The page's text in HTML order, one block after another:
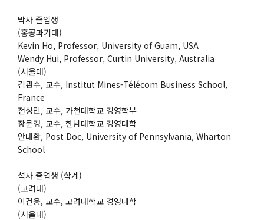
박사 졸업생
(홍콩과기대)
Kevin Ho, Professor, University of Guam, USA
Wendy Hui, Professor, Curtin University, Australia
(서울대)
김관수, 교수, Institut Mines-Télécom Business School,
France
전성민, 교수, 가천대학교 경영학부
장문경, 교수, 한남대학교 경영대학
안대환, Post Doc, University of Pennsylvania, Wharton
School
석사 졸업생 (학계)
(고려대)
이건웅, 교수, 고려대학교 경영대학
(서울대)